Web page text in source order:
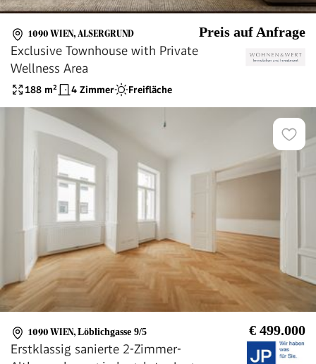
1090 WIEN, ALSERGRUND Preis auf Anfrage
Exclusive Townhouse with Private
Wellness Area
188 m² 4 Zimmer Freifläche
1090 WIEN, Löblichgasse 9/5 € 499.000
Erstklassig sanierte 2-Zimmer-